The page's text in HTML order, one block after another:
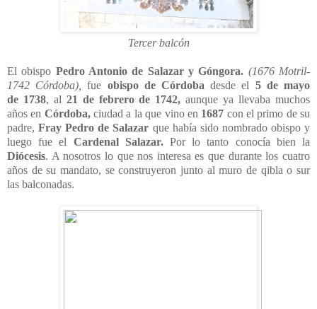
Tercer balcón
El obispo Pedro Antonio de Salazar y Góngora. (1676 Motril-
1742 Córdoba),
fue obispo de Córdobadesde el 5 de mayo
de 1738, al 21 de febrero de 1742, aunque ya llevaba muchos
años en Córdoba,ciudad a la que vino en 1687 con el primo de su
padre,Fray Pedro de Salazar que había sido nombrado obispo y
luego fue el Cardenal Salazar.Por lo tanto conocía bien la
Diócesis. A nosotros lo que nos interesa es que durante los cuatro
años de su mandato, se construyeron junto al muro de qibla o sur
las balconadas.